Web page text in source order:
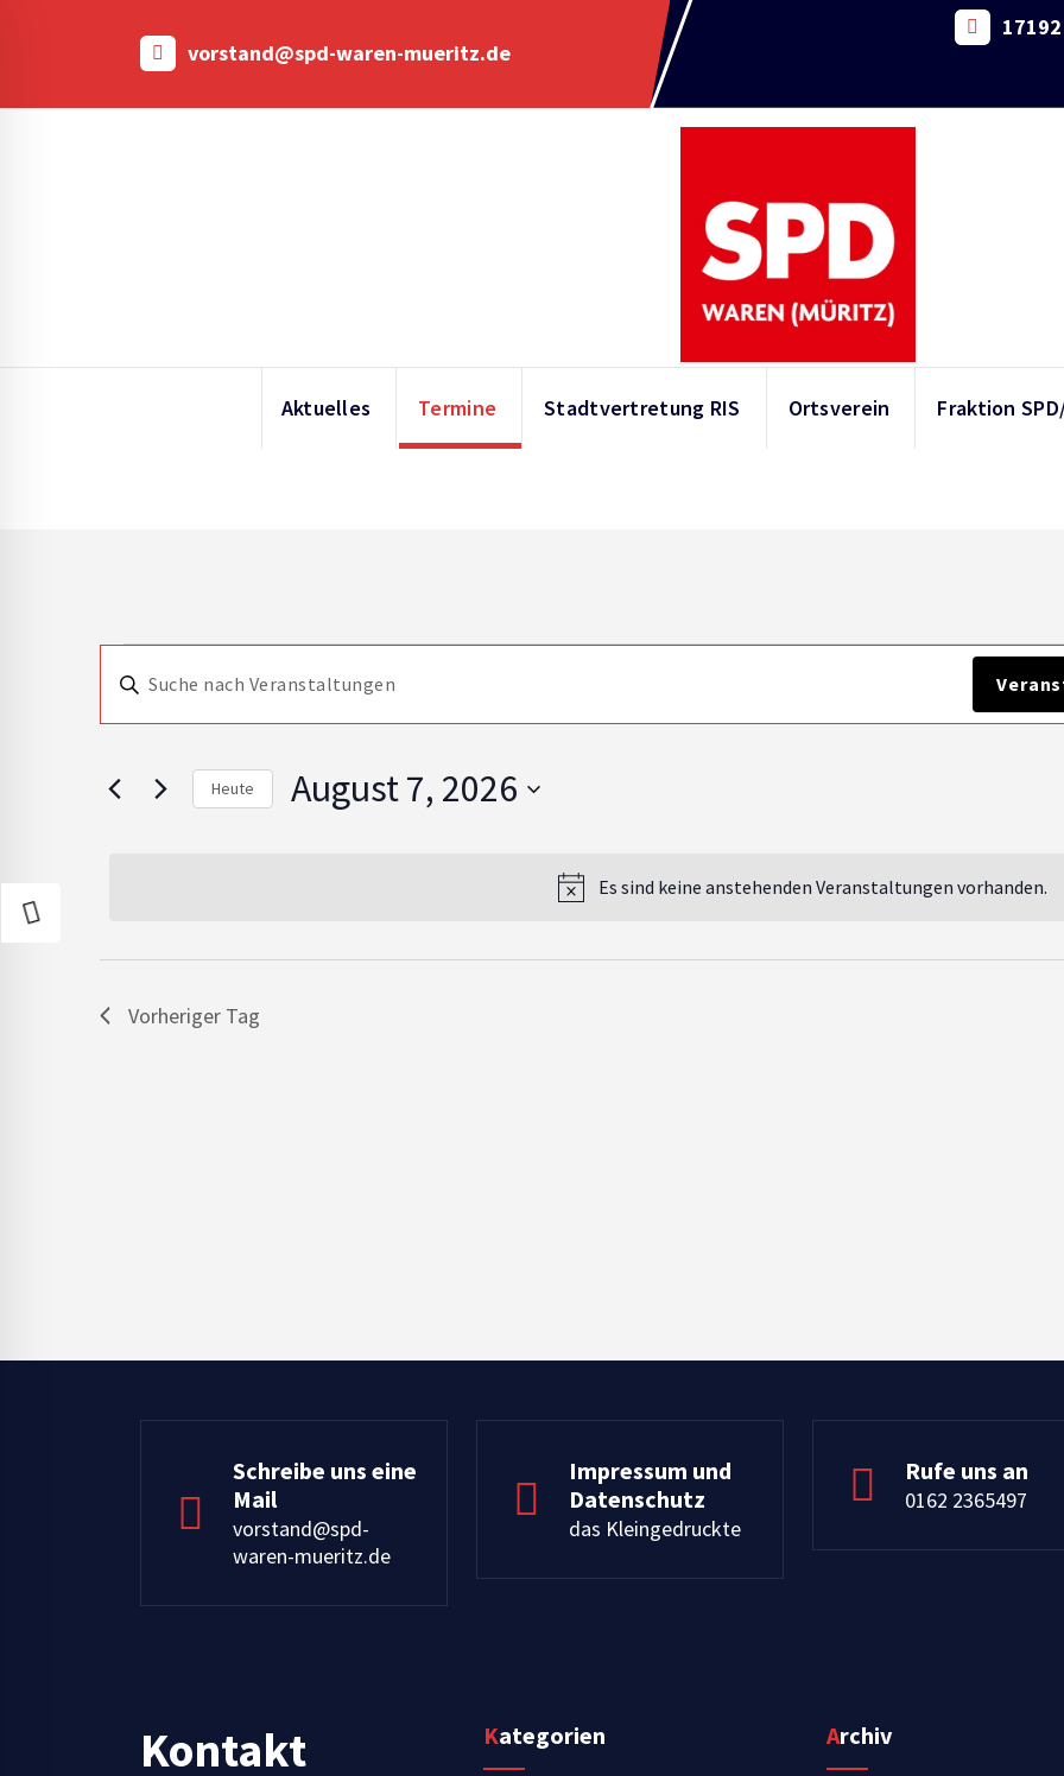
vorstand@spd-waren-mueritz.de
Aktuelles Termine Stadtvertretung RIS Ortsverein Fraktion
Veranstaltungen
Für
7,
Hinweis
Es sind keine anstehenden Veranstaltungen vorhanden.
Veranstaltungen
Suche
und
Bitte
Schlüsselwort
eingeben.
Veranstaltungen
Heute August 7, 2026
Vorheriger Tag
Schreibe uns eine
Mail
vorstand@spd-
waren-mueritz.de
Impressum und
Datenschutz
das Kleingedruckte
Rufe uns an
0162 2365497
Kontakt Kategorien Archiv